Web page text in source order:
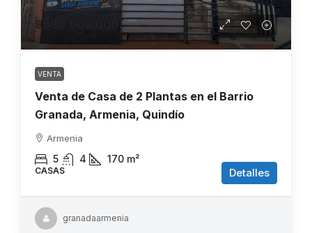
$680.000.000
VENTA
Venta de Casa de 2 Plantas en el Barrio
Granada, Armenia, Quindío
Armenia
5 4 170 m²
CASAS Detalles
granadaarmenia